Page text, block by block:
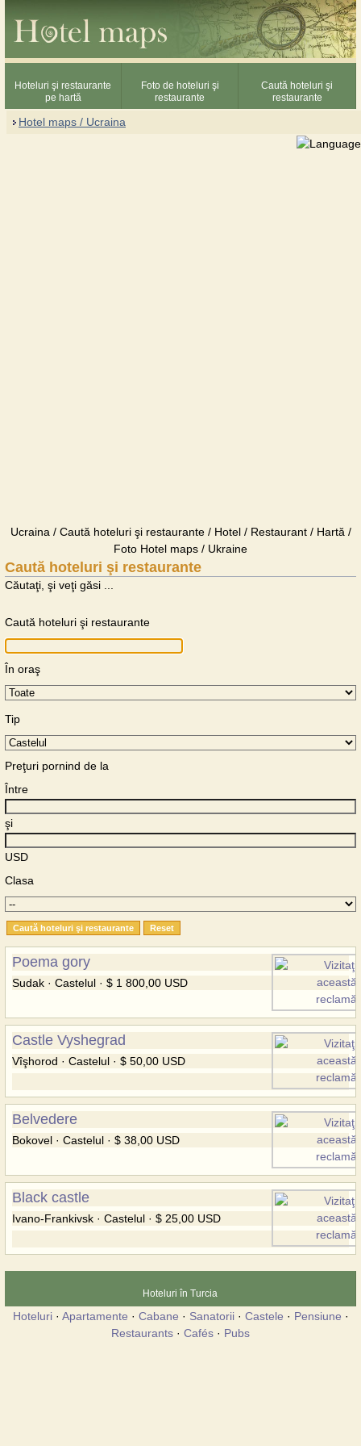
Hoteluri şi restaurante
pe hartă
Foto de hoteluri şi
restaurante
Caută hoteluri şi
restaurante
Hotel maps / Ucraina
Ucraina / Caută hoteluri şi restaurante / Hotel / Restaurant / Hartă /
Foto Hotel maps / Ukraine
Caută hoteluri şi restaurante
Căutaţi, şi veţi găsi ...
Caută hoteluri şi restaurante
În oraş
Tip
Preţuri pornind de la
Între
şi
USD
Clasa
Poema gory
Sudak · Castelul · $ 1 800,00 USD
Castle Vyshegrad
Vîşhorod · Castelul · $ 50,00 USD
Belvedere
Bokovel · Castelul · $ 38,00 USD
Black castle
Ivano-Frankivsk · Castelul · $ 25,00 USD
Hoteluri în Turcia
Hoteluri· Apartamente · Cabane · Sanatorii· Castele · Pensiune ·
Restaurants · Cafés · Pubs